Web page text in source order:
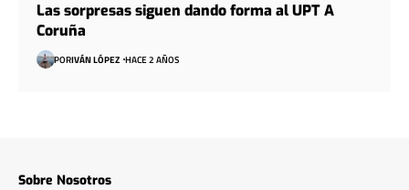
Las sorpresas siguen dando forma al UPT A
Coruña
PORIVÁN LÓPEZ HACE 2 AÑOS
Sobre Nosotros